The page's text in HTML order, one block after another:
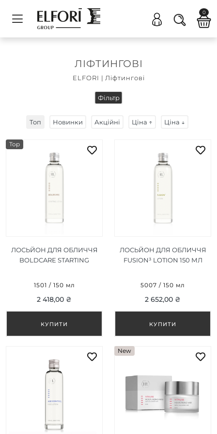
0
ЛІФТИНГОВІ
ELFORI | Ліфтингові
Фільтр
Топ Новинки Акційні Ціна ↑ Ціна ↓
Top
ЛОСЬЙОН ДЛЯ ОБЛИЧЧЯ
BOLDCARE STARTING
1501 / 150 мл
2 418,00 ₴
ЛОСЬЙОН ДЛЯ ОБЛИЧЧЯ
FUSION³ LOTION 150 МЛ
5007 / 150 мл
2 652,00 ₴
New